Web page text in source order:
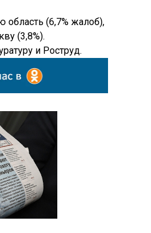
(6,7% жалоб),
(3,8%).
и Роструд.